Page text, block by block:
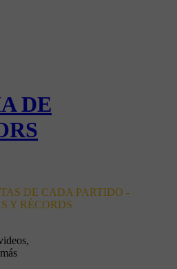
DE
DE CADA PARTIDO -
Y RÉCORDS